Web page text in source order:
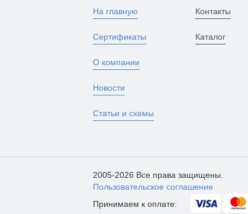
На главную
Сертификаты
О компании
Новости
Статьи и схемы
Контакты
Каталог
2005-2026 Все права защищены.
Пользовательское соглашение
Принимаем к оплате: